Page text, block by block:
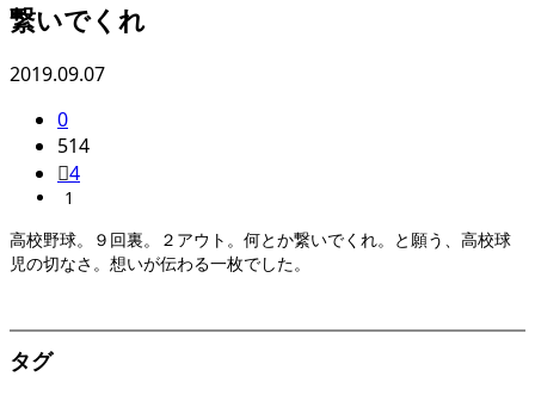
繋いでくれ
2019.09.07
0
514
4
1
高校野球。９回裏。２アウト。何とか繋いでくれ。と願う、高校球
児の切なさ。想いが伝わる一枚でした。
タグ